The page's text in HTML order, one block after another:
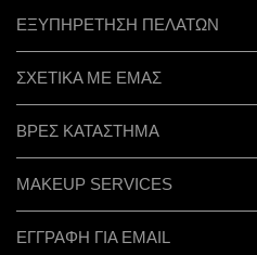
ΕΞΥΠΗΡΕΤΗΣΗ ΠΕΛΑΤΩΝ
ΣΧΕΤΙΚΑ ΜΕ ΕΜΑΣ
ΒΡΕΣ ΚΑΤΑΣΤΗΜΑ
MAKEUP SERVICES
ΕΓΓΡΑΦΗ ΓΙΑ EMAIL